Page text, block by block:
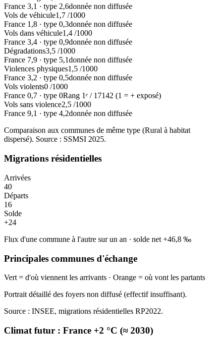
France 3,1 · type 2,6donnée non diffusée
Vols de véhicule1,7 /1000
France 1,8 · type 0,3donnée non diffusée
Vols dans véhicule1,4 /1000
France 3,4 · type 0,9donnée non diffusée
Dégradations3,5 /1000
France 7,9 · type 5,1donnée non diffusée
Violences physiques1,5 /1000
France 3,2 · type 0,5donnée non diffusée
Vols violents0 /1000
France 0,7 · type 0Rang 1ᵉ / 17142 (1 = + exposé)
Vols sans violence2,5 /1000
France 9,1 · type 4,2donnée non diffusée
Comparaison aux communes de même type (Rural à habitat
dispersé). Source : SSMSI 2025.
Migrations résidentielles
Arrivées
40
Départs
16
Solde
+24
Flux d'une commune à l'autre sur un an · solde net +46,8 ‰
Principales communes d'échange
Vert = d'où viennent les arrivants · Orange = où vont les partants
Portrait détaillé des foyers non diffusé (effectif insuffisant).
Source : INSEE, migrations résidentielles RP2022.
Climat futur : France +2 °C (≈ 2030)